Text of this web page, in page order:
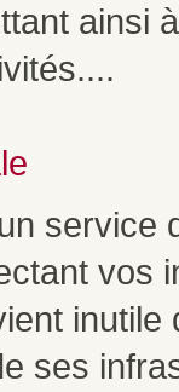
ainsi
vos
ses